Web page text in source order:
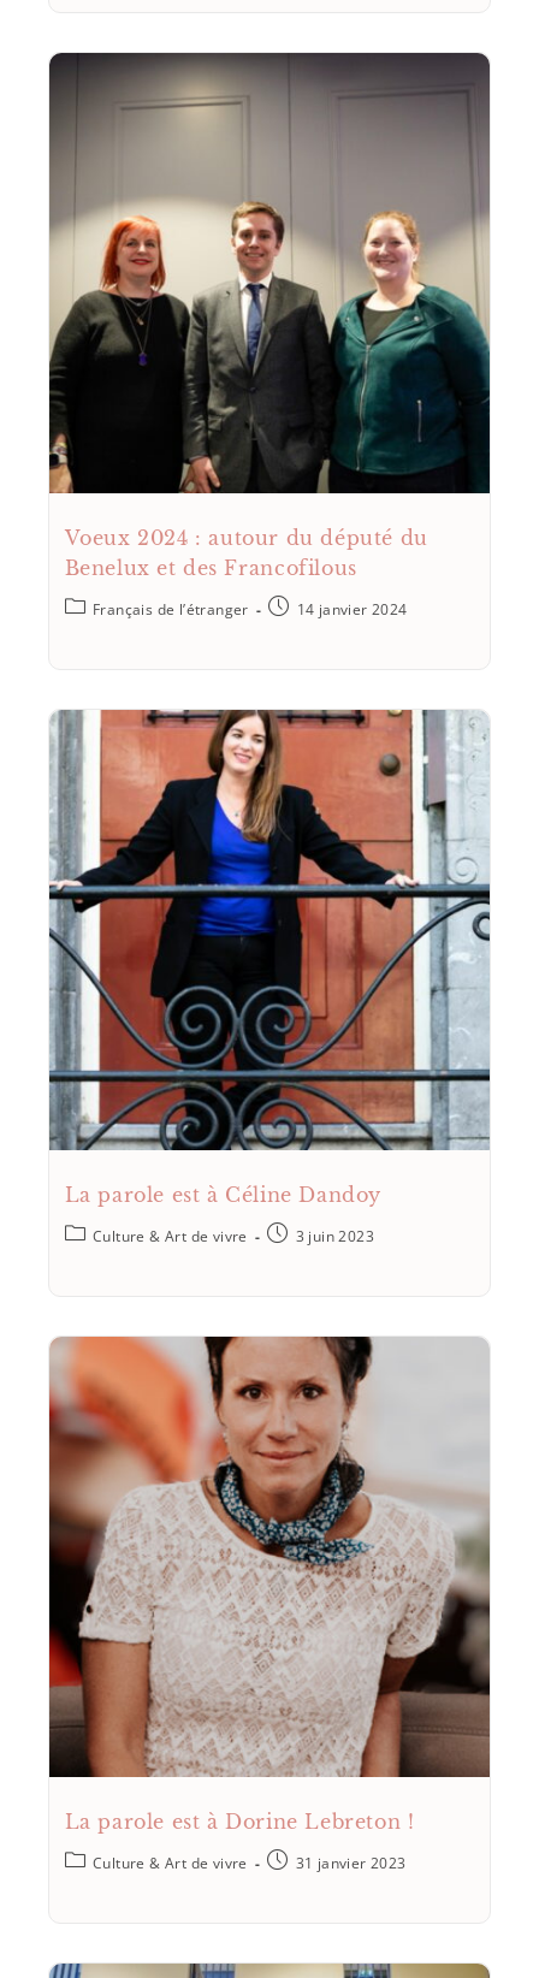
Voeux 2024 : autour du député du
Benelux et des Francofilous
Français de l’étranger 14 janvier 2024
La parole est à Céline Dandoy
Culture & Art de vivre 3 juin 2023
La parole est à Dorine Lebreton !
Culture & Art de vivre 31 janvier 2023